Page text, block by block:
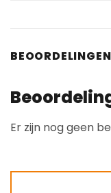
Er zijn nog geen